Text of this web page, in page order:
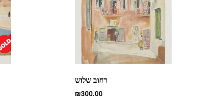
רחוב שלוש
₪300.00